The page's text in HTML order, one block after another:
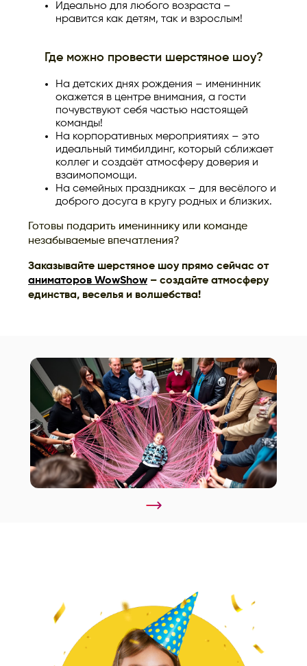
Идеально для любого возраста –
нравится как детям, так и взрослым!
Где можно провести шерстяное шоу?
На детских днях рождения – именинник
окажется в центре внимания, а гости
почувствуют себя частью настоящей
команды!
На корпоративных мероприятиях – это
идеальный тимбилдинг, который сближает
коллег и создаёт атмосферу доверия и
взаимопомощи.
На семейных праздниках – для весёлого и
доброго досуга в кругу родных и близких.
Готовы подарить имениннику или команде
незабываемые впечатления?
Заказывайте шерстяное шоу прямо сейчас от
аниматоров WowShow – создайте атмосферу
единства, веселья и волшебства!